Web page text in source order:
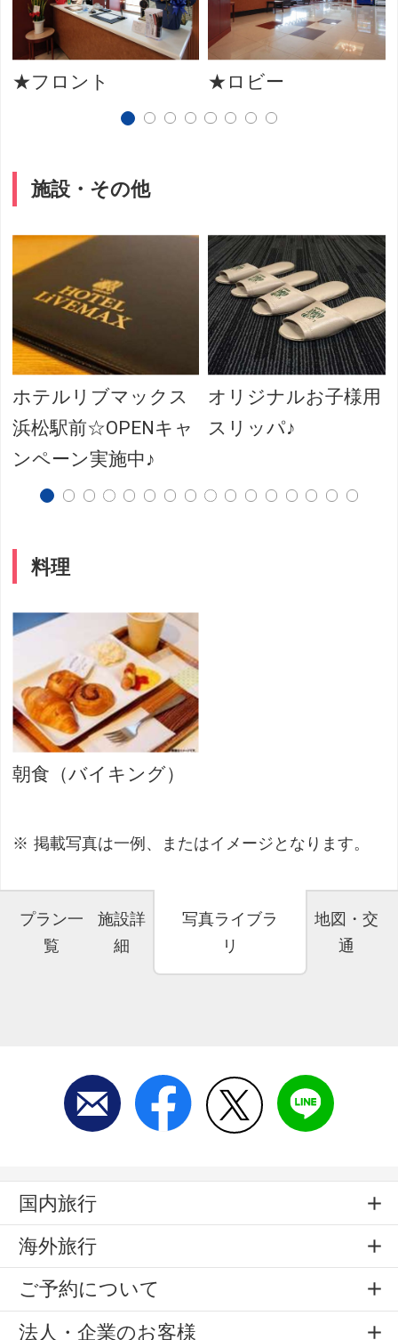
★フロント ★ロビー
施設・その他
ホテルリブマックス
浜松駅前☆OPENキャ
ンペーン実施中♪
オリジナルお子様用
スリッパ♪
料理
朝食（バイキング）
掲載写真は一例、またはイメージとなります。
プラン一
覧
施設詳
細
写真ライブラ
リ
地図・交
通
国内旅行
海外旅行
ご予約について
法人・企業のお客様